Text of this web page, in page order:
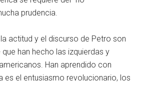
prudencia.
actitud y el discurso de Petro son
han hecho las izquierdas y
Han aprendido con
es el entusiasmo revolucionario, los